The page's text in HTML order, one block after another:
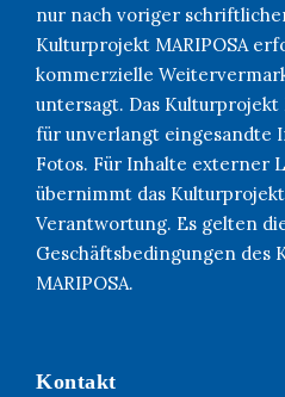
nur nach voriger
Kulturprojekt MARIPOSA
kommerzielle
untersagt. Das Kulturprojekt
für unverlangt eingesandte
Fotos. Für Inhalte externer
übernimmt das Kulturprojekt
Verantwortung. Es gelten
Geschäftsbedingungen des
MARIPOSA.
Kontakt